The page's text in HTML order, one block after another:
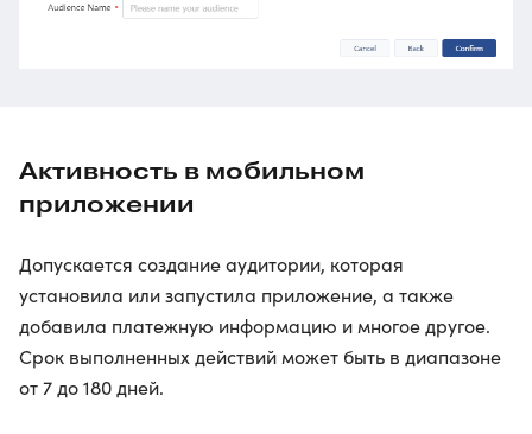
Активность в мобильном
приложении
Допускается создание аудитории, которая
установила или запустила приложение, а также
добавила платежную информацию и многое другое.
Срок выполненных действий может быть в диапазоне
от 7 до 180 дней.